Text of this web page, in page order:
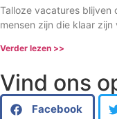
Talloze vacatures blijven
mensen zijn die klaar zijn
Verder lezen >>
Vind ons
Facebook